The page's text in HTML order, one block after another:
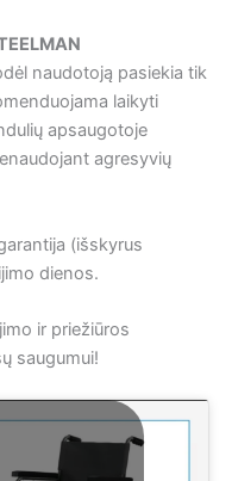
naudotoją pasiekia tik
laikyti
apsaugotoje
agresyvių
(išskyrus
dienos.
ir priežiūros
saugumui!